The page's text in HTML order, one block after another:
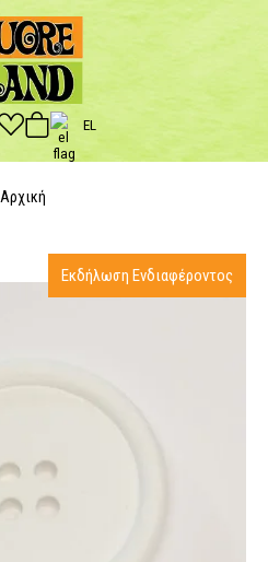
EL
Αρχική
Εκδήλωση Ενδιαφέροντος